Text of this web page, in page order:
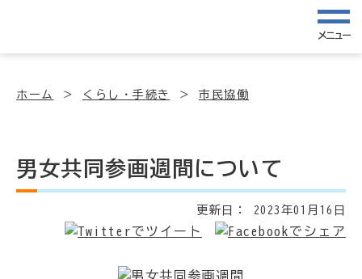
メニュー
ホーム くらし・手続き 市民協働
男女共同参画週間について
更新日： 2023年01月16日